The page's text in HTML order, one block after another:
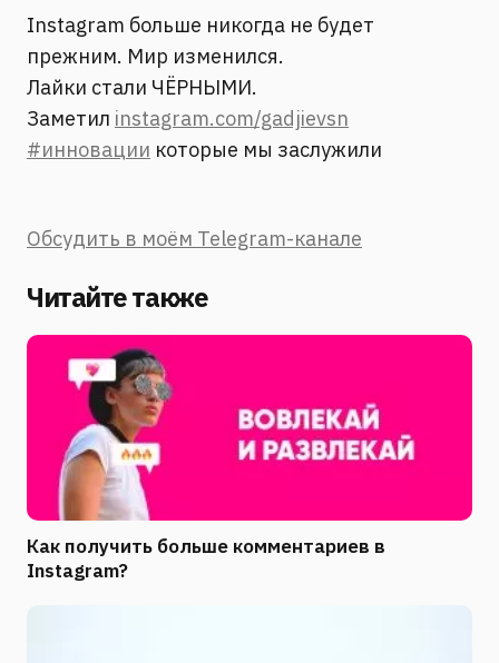
Instagram больше никогда не будет
прежним. Мир изменился.
Лайки стали ЧЁРНЫМИ.
Заметил instagram.com/gadjievsn
#инновации которые мы заслужили
Обсудить в моём Telegram-канале
Читайте также
Как получить больше комментариев в
Instagram?